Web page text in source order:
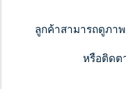
ลูกค้าสามารถดูภา
หรือติดต